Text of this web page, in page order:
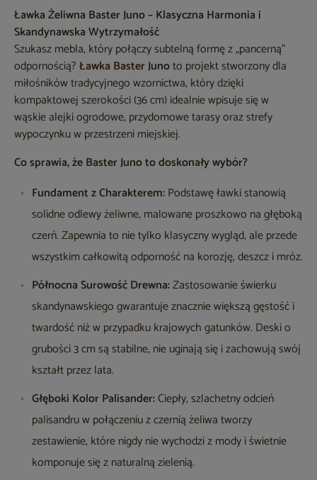
Ławka Żeliwna Baster Juno – Klasyczna Harmonia i
Skandynawska Wytrzymałość
Szukasz mebla, który połączy subtelną formę z „pancerną”
odpornością?Ławka Baster Junoto projekt stworzony dla
miłośników tradycyjnego wzornictwa, który dzięki
kompaktowej szerokości (36 cm) idealnie wpisuje się w
wąskie alejki ogrodowe, przydomowe tarasy oraz strefy
wypoczynku w przestrzeni miejskiej.
Co sprawia, że Baster Juno to doskonały wybór?
Fundament z Charakterem:Podstawę ławki stanowią
solidne odlewy żeliwne, malowane proszkowo na głęboką
czerń. Zapewnia to nie tylko klasyczny wygląd, ale przede
wszystkim całkowitą odporność na korozję, deszcz i mróz.
Północna Surowość Drewna:Zastosowanie świerku
skandynawskiego gwarantuje znacznie większą gęstość i
twardość niż w przypadku krajowych gatunków. Deski o
grubości 3 cm są stabilne, nie uginają się i zachowują swój
kształt przez lata.
Głęboki Kolor Palisander:Ciepły, szlachetny odcień
palisandru w połączeniu z czernią żeliwa tworzy
zestawienie, które nigdy nie wychodzi z mody i świetnie
komponuje się z naturalną zielenią.